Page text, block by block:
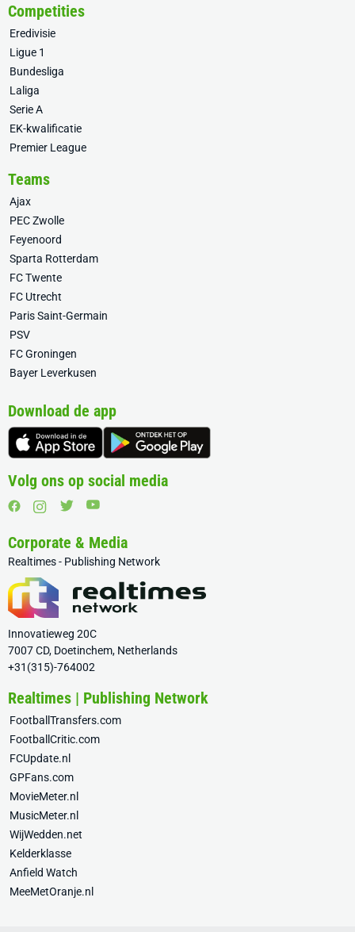
Competities
Eredivisie
Ligue 1
Bundesliga
Laliga
Serie A
EK-kwalificatie
Premier League
Teams
Ajax
PEC Zwolle
Feyenoord
Sparta Rotterdam
FC Twente
FC Utrecht
Paris Saint-Germain
PSV
FC Groningen
Bayer Leverkusen
Download de app
Volg ons op social media
Corporate & Media
Realtimes - Publishing Network
Innovatieweg 20C
7007 CD, Doetinchem, Netherlands
+31(315)-764002
Realtimes | Publishing Network
FootballTransfers.com
FootballCritic.com
FCUpdate.nl
GPFans.com
MovieMeter.nl
MusicMeter.nl
WijWedden.net
Kelderklasse
Anfield Watch
MeeMetOranje.nl